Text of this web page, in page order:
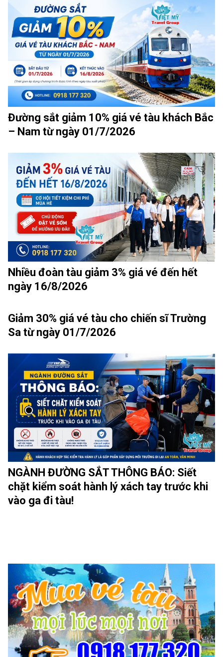
Đường sắt giảm 10% giá vé tàu khách Bắc
– Nam từ ngày 01/7/2026
Nhiều đoàn tàu giảm 3% giá vé đến hết
ngày 16/8/2026
Giảm 30% giá vé tàu cho chiến sĩ Trường
Sa từ ngày 01/7/2026
NGÀNH ĐƯỜNG SẮT THÔNG BÁO: Siết
chặt kiểm soát hành lý xách tay trước khi
vào ga đi tàu!